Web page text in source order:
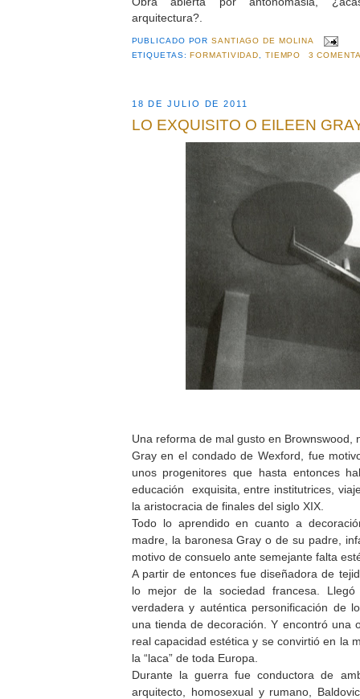
arquitectura?.
PUBLICADO PORSANTIAGO DE MOLINA
ETIQUETAS:FORMATIVIDAD, TIEMPO 3
18 DE JULIO DE 2011
LO EXQUISITO O EILEEN
Una reforma de mal gusto en Brownswood,
Gray en el condado de Wexford, fue
unos progenitores que hasta entonces
educación
exquisita, entre institutrices,
la aristocracia de finales del siglo XIX.
Todo lo aprendido en cuanto a
madre, la baronesa Gray o de su padre,
motivo de consuelo ante semejante falta
A partir de entonces fue diseñadora de
lo mejor de la sociedad francesa.
verdadera y auténtica personificación de
una tienda de decoración. Y encontró una
real capacidad estética y se convirtió en la
la “laca” de toda Europa.
Durante la guerra fue conductora de
arquitecto, homosexual y rumano,